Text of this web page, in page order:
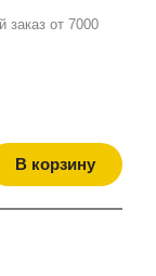
заказ от 7000
В корзину